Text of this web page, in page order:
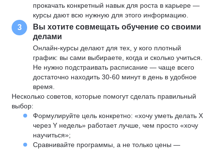
прокачать конкретный навык для роста в карьере —
курсы дают всю нужную для этого информацию.
3
Вы хотите совмещать обучение со своими
делами
Онлайн-курсы делают для тех, у кого плотный
график: вы сами выбираете, когда и сколько учиться.
Не нужно подстраивать расписание — чаще всего
достаточно находить 30-60 минут в день в удобное
время.
Несколько советов, которые помогут сделать правильный
выбор:
Формулируйте цель конкретно: «хочу уметь делать X
через Y недель» работает лучше, чем просто «хочу
научиться»;
Сравнивайте программы, а не только цены —